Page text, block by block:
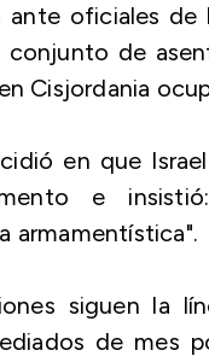
ante oficiales de
conjunto de
Cisjordania
en que
e
armamentística".
siguen la
de mes